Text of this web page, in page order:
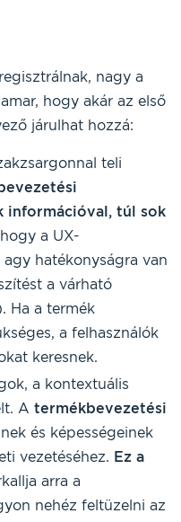
nagy a
hogy akár az első
járulhat hozzá:
teli
információval, túl sok
a UX-
hatékonyságra van
a várható
Ha a termék
a felhasználók
keresnek.
a kontextuális
A termékbevezetési
és képességeinek
vezetéséhez. Ez a
arra a
nehéz feltüzelni az